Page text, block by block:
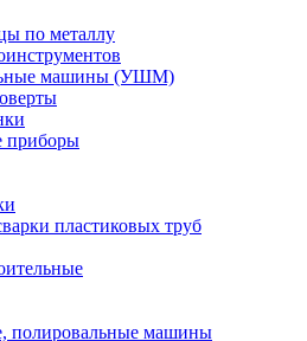
по металлу
машины (УШМ)
приборы
пластиковых труб
полировальные машины